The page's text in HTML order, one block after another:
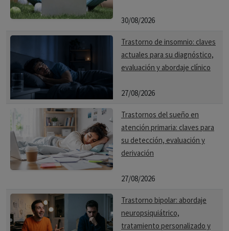
30/08/2026
Trastorno de insomnio: claves
actuales para su diagnóstico,
evaluación y abordaje clínico
27/08/2026
Trastornos del sueño en
atención primaria: claves para
su detección, evaluación y
derivación
27/08/2026
Trastorno bipolar: abordaje
neuropsiquiátrico,
tratamiento personalizado y